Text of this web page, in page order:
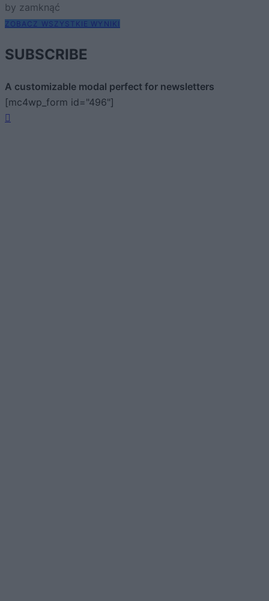
by zamknąć
ZOBACZ WSZYSTKIE WYNIKI
SUBSCRIBE
A customizable modal perfect for newsletters
[mc4wp_form id="496"]